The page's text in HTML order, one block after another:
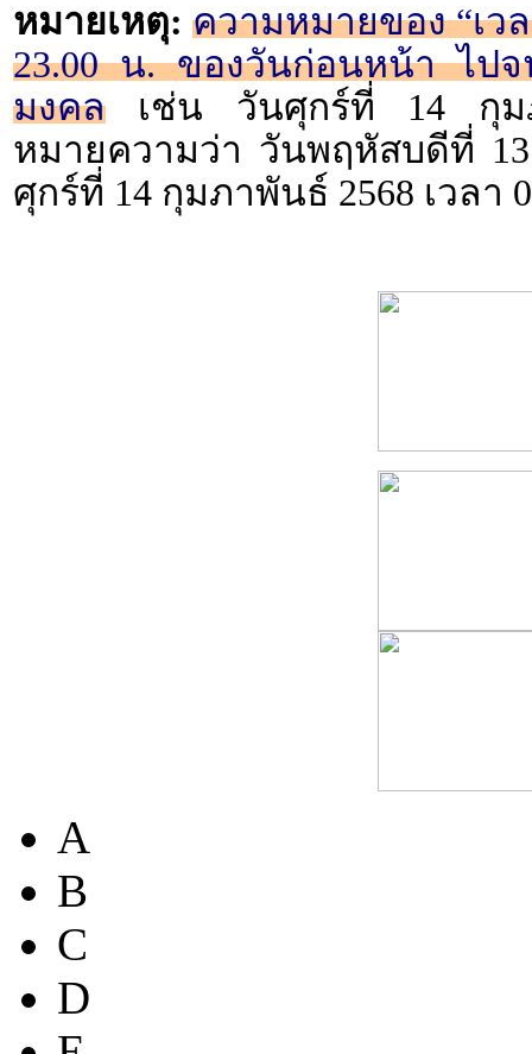
หมายเหตุ: ความหมายของ “เว
23.00 น. ของวันก่อนหน้า ไป
มงคล เช่น วันศุกร์ที่ 14 กุม
หมายความว่า วันพฤหัสบดีที่
ศุกร์ที่ 14 กุมภาพันธ์ 2568 เวลา
A
B
C
D